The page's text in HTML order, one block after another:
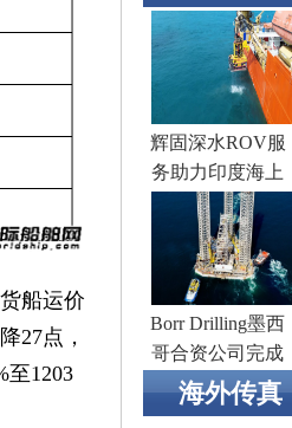
船运价
27点，
至1203
辉固深水ROV服
务助力印度海上
钻井作业
Borr Drilling墨西
哥合资公司完成
五座钻井平台收
购，交易额2.87亿
海外传真